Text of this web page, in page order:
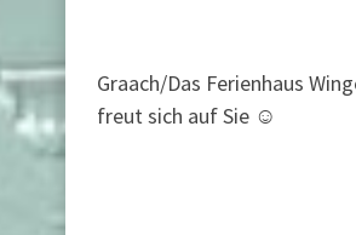
Graach/Das Ferienhaus
freut sich auf Sie ☺